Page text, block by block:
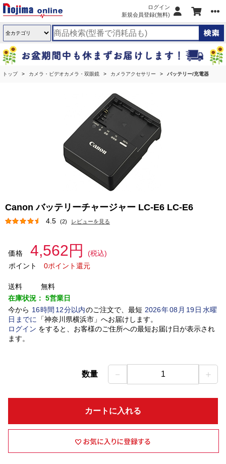
ログイン
新規会員登録(無料)
トップ カメラ・ビデオカメラ・双眼鏡 カメラアクセサリー バッテリー/充電器
Canon バッテリーチャージャー LC-E6 LC-E6
4.5 (2) レビューを見る
価格 4,562円
(税込)
ポイント
0ポイント還元
送料
無料
在庫状況： 5営業日
今から 16時間 12分以内のご注文で、最短 2026年08 月 19日水曜
日 までに 「神奈川県横浜市」 へお届けします。
ログイン をすると、お客様のご住所への最短お届け日が表示され
ます。
数量 － 1 ＋
カートに入れる